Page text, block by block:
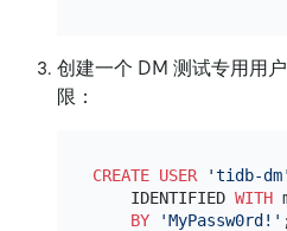
创建一个 DM 测试专用用
限：
CREATE USER 'tidb-dm'
    IDENTIFIED
WITH
BY
'MyPassw0rd!'